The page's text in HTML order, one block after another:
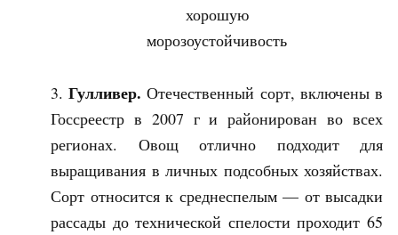
хорошую
морозоустойчивость
Гулливер. Отечественный сорт, включены в
Госсреестр в 2007 г и районирован во всех
регионах. Овощ отлично подходит для
выращивания в личных подсобных хозяйствах.
Сорт относится к среднеспелым — от высадки
рассады до технической спелости проходит 65